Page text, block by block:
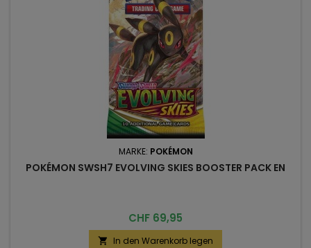
MARKE: POKÉMON
POKÉMON SWSH7 EVOLVING SKIES BOOSTER PACK EN
Preis
CHF 69,95
 In den Warenkorb legen